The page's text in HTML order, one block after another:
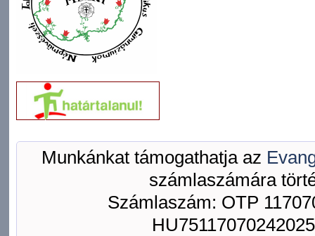
Munkánkat támogathatja az
számlaszámára
Számlaszám: OTP